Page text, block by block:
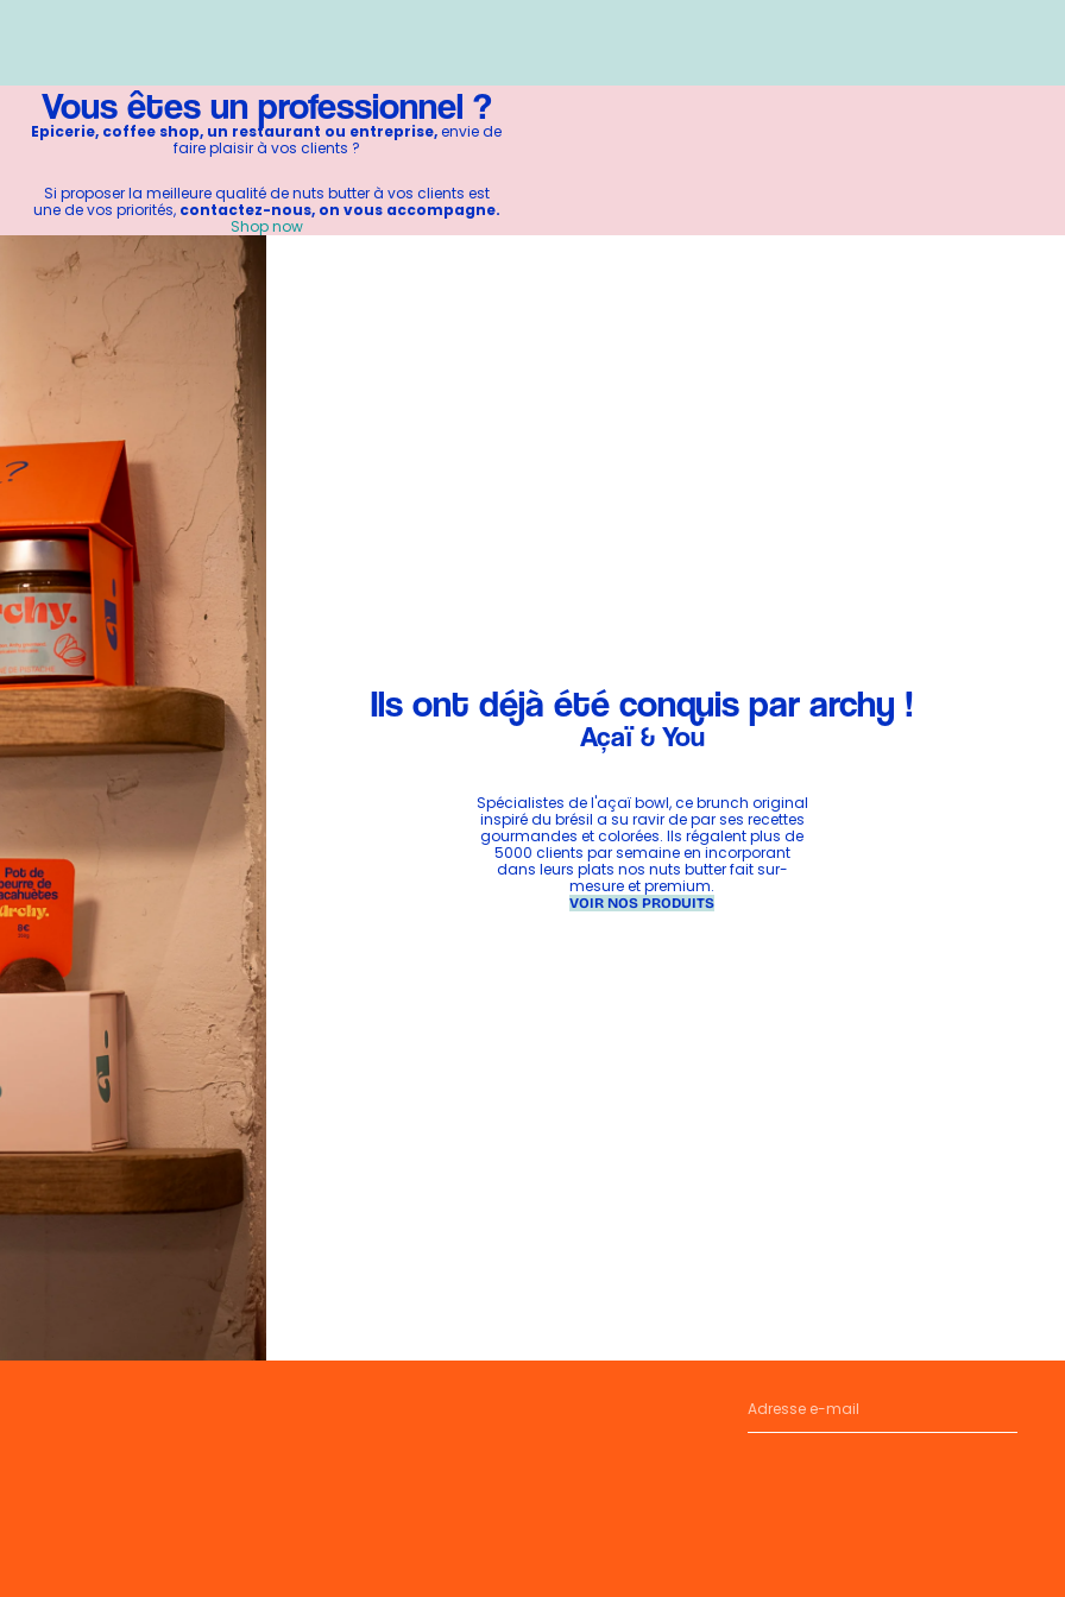
Vous êtes un professionnel ?
Epicerie, coffee shop, un restaurant ou entreprise,envie de
faire plaisir à vos clients ?
Si proposer la meilleure qualité de nuts butter à vos clients est
une de vos priorités, contactez-nous, on vous accompagne.
Shop now
Ils ont déjà été conquis par archy !
Açaï & You
Spécialistes de l'açaï bowl, ce brunch original
inspiré du brésil a su ravir de par ses recettes
gourmandes et colorées. Ils régalent plus de
5000 clients par semaine en incorporant
dans leurs plats nos nuts butter fait sur-
mesure et premium.
VOIR NOS PRODUITS